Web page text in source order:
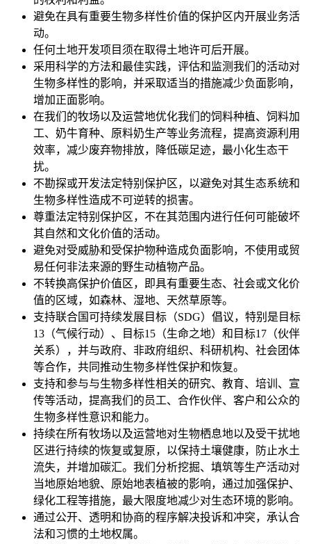
避免在具有重要生物多样性价值的保护区内开展业务活
动。
任何土地开发项目须在取得土地许可后开展。
采用科学的方法和最佳实践，评估和监测我们的活动对
生物多样性的影响，并采取适当的措施减少负面影响，
增加正面影响。
在我们的牧场以及运营地优化我们的饲料种植、饲料加
工、奶牛育种、原料奶生产等业务流程，提高资源利用
效率，减少废弃物排放，降低碳足迹，最小化生态干
扰。
不勘探或开发法定特别保护区，以避免对其生态系统和
生物多样性造成不可逆转的损害。
尊重法定特别保护区，不在其范围内进行任何可能破坏
其自然和文化价值的活动。
避免对受威胁和受保护物种造成负面影响，不使用或贸
易任何非法来源的野生动植物产品。
不转换高保护价值区，即具有重要生态、社会或文化价
值的区域，如森林、湿地、天然草原等。
支持联合国可持续发展目标（SDG）倡议，特别是目标
13（气候行动）、目标15（生命之地）和目标17（伙伴
关系），并与政府、非政府组织、科研机构、社会团体
等合作，共同推动生物多样性保护和恢复。
支持和参与与生物多样性相关的研究、教育、培训、宣
传等活动，提高我们的员工、合作伙伴、客户和公众的
生物多样性意识和能力。
持续在所有牧场以及运营地对生物栖息地以及受干扰地
区进行持续的恢复或复原，以保持土壤健康，防止水土
流失，并增加碳汇。我们分析挖掘、填筑等生产活动对
当地原始地貌、原始地表植被的影响，通过加强保护、
绿化工程等措施，最大限度地减少对生态环境的影响。
通过公开、透明和协商的程序解决投诉和冲突，承认合
法和习惯的土地权属。